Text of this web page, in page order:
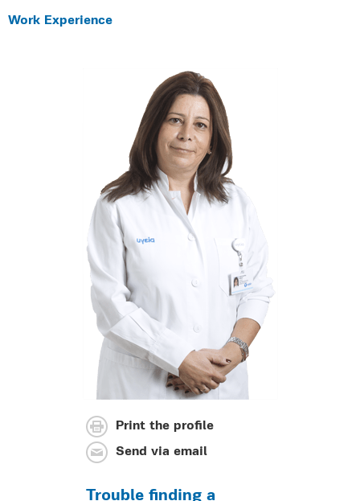
Work Experience
Print the profile
Send via email
Trouble finding a